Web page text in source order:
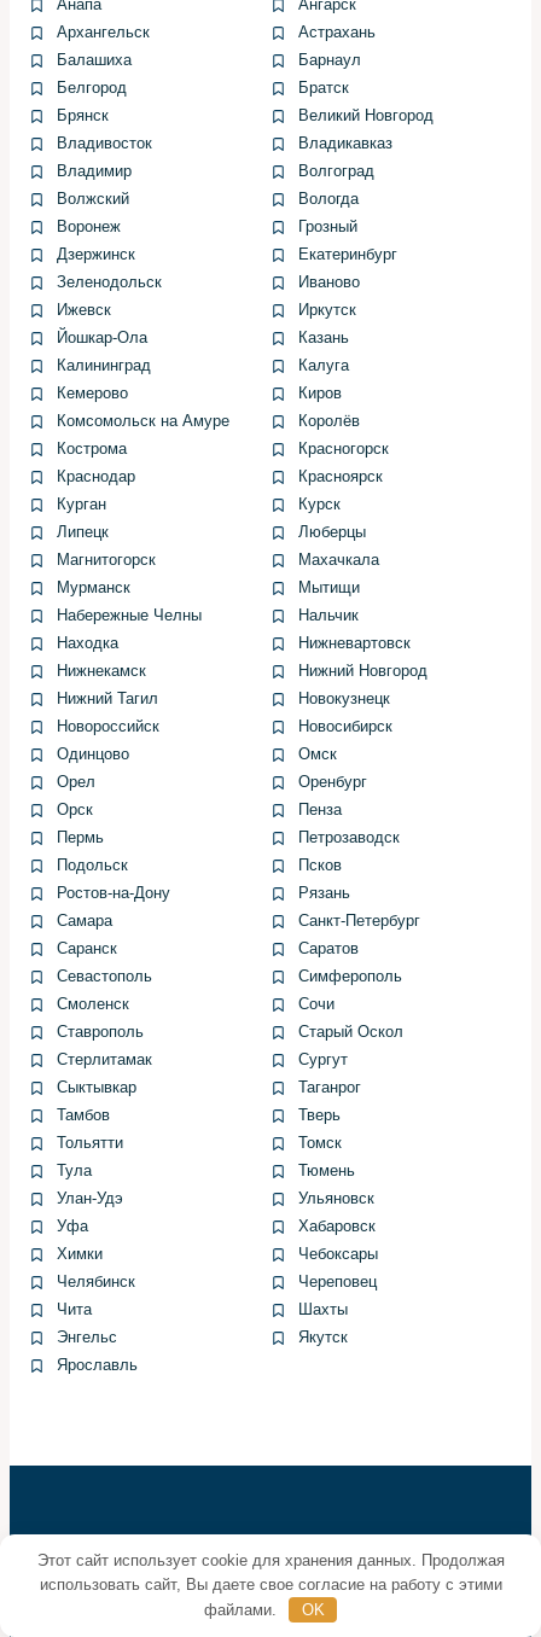
Рекомендую менять наконечник и тягу в паре при
заметном износе. Иногда внешняя часть изношена, а
внутренняя ещё держится, но экономия тут ложная:
через короткое время придётся возвращаться к
ремонту снова.
При выборе запчастей отталкиваюсь от условий
эксплуатации клиента. Для городских условий
достаточно качественного аналога, для активной
эксплуатации в сложных дорогах — лучше оригинал.
Всегда уточняю наличие гарантии на запчасти и на
работу.
Советы по покупке
Проверяю маркировку, качество пыльника и наличие
смазки в шарнире. Если пыльник тонкий или плохо
посажен, ресурс будет меньше. Лучше потратить
немного больше на надёжную деталь, чем экономить и
Замену пластмассовых втулок и фиксаторов делаю
новым материалом, старые редко сохраняют
необходимую жесткость после демонтажа.
Пошаговая инструкция по
замене рулевой тяги
1. Поднял автомобиль на подставки и снял переднее
колесо. Проверил состояние окружающих элементов:
тормозной системы, шаровых опор и стойки
стабилизатора. Если что-то ещё вызывает сомнения,
устраняю по ходу.
2. Отмечаю положение контргайки и считаю обороты
резьбы на старой тяге для сохранения примерно
первоначального схождения. Это экономит время на
последующей регулировке, но не заменяет
профессиональную схему развала-схождения.
3. Стаскиваю наконечник с помощью съемника,
снимаю контргайку и демонстрирую старую тягу.
Осматриваю резьбу и посадочное место. Если
обнаружены механические повреждения, обновляю
посадочные поверхности.
4. Устанавливаю новую тягу, ориентируясь по ранее
снятым измерениям, завожу контргайку и
предварительно фиксирую. После установки всех
компонентов затягиваю по моменту производителя,
затем проверяю ход и отсутствие люфта.
ускоренный износ шин и ухудшение управляемости.
практики
Анапа
Ангарск
Архангельск
Астрахань
Балашиха
Барнаул
Белгород
Братск
Брянск
Великий Новгород
Владивосток
Владикавказ
Владимир
Волгоград
Волжский
Вологда
Воронеж
Грозный
Дзержинск
Екатеринбург
Зеленодольск
Иваново
Ижевск
Иркутск
Йошкар-Ола
Казань
Калининград
Калуга
Кемерово
Киров
Комсомольск на Амуре
Королёв
Кострома
Красногорск
Краснодар
Красноярск
Курган
Курск
Липецк
Люберцы
Магнитогорск
Махачкала
Мурманск
Мытищи
Набережные Челны
Нальчик
Находка
Нижневартовск
Нижнекамск
Нижний Новгород
Нижний Тагил
Новокузнецк
Новороссийск
Новосибирск
Одинцово
Омск
Орел
Оренбург
Орск
Пенза
Пермь
Петрозаводск
Подольск
Псков
Ростов-на-Дону
Рязань
Самара
Санкт-Петербург
Саранск
Саратов
Севастополь
Симферополь
Смоленск
Сочи
Ставрополь
Старый Оскол
Стерлитамак
Сургут
Сыктывкар
Таганрог
Тамбов
Тверь
Тольятти
Томск
Тула
Тюмень
Улан-Удэ
Ульяновск
Уфа
Хабаровск
Химки
Чебоксары
Челябинск
Череповец
Чита
Шахты
Энгельс
Якутск
Ярославль
Этот сайт использует cookie для хранения данных. Продолжая
использовать сайт, Вы даете свое согласие на работу с этими
файлами.
OK